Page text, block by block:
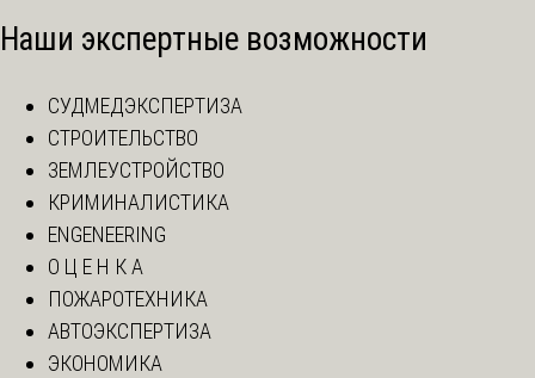
Наши экспертные возможности
СУДМЕДЭКСПЕРТИЗА
СТРОИТЕЛЬСТВО
ЗЕМЛЕУСТРОЙСТВО
КРИМИНАЛИСТИКА
ENGENEERING
О Ц Е Н К А
ПОЖАРОТЕХНИКА
АВТОЭКСПЕРТИЗА
ЭКОНОМИКА